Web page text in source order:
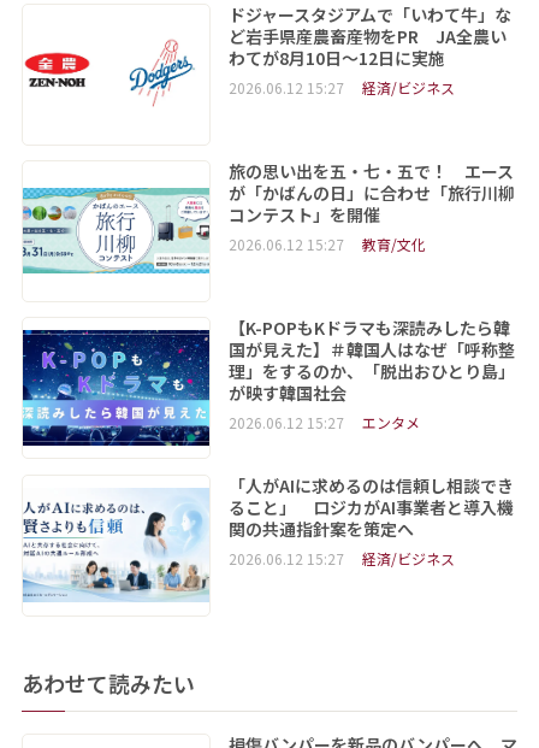
ドジャースタジアムで「いわて牛」な
ど岩手県産農畜産物をPR JA全農い
わてが8月10日～12日に実施
2026.06.12 15:27 経済/ビジネス
旅の思い出を五・七・五で！ エース
が「かばんの日」に合わせ「旅行川柳
コンテスト」を開催
2026.06.12 15:27 教育/文化
【K-POPもKドラマも深読みしたら韓
国が見えた】＃韓国人はなぜ「呼称整
理」をするのか、「脱出おひとり島」
が映す韓国社会
2026.06.12 15:27 エンタメ
「人がAIに求めるのは信頼し相談でき
ること」 ロジカがAI事業者と導入機
関の共通指針案を策定へ
2026.06.12 15:27 経済/ビジネス
あわせて読みたい